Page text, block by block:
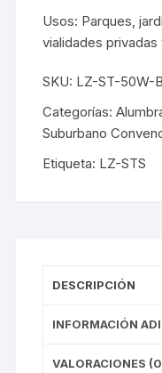
Usos: Parques,
vialidades privadas
SKU: LZ-ST-50W-
Categorías:
Suburbano
Etiqueta: LZ-STS
DESCRIPCIÓN
INFORMACIÓN
VALORACIONES